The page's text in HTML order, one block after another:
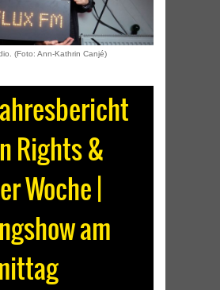
(Foto: Ann-Kathrin Canjé)
Rights &
Woche |
am